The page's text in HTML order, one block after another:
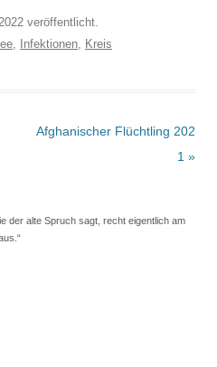
veröffentlicht.
, Infektionen, Kreis
Afghanischer Flüchtling 202
1 »
der alte Spruch sagt, recht eigentlich am